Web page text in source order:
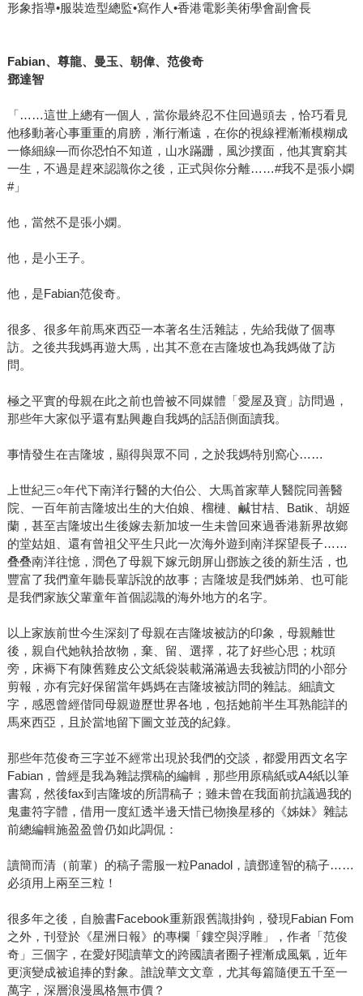
形象指導•服裝造型總監•寫作人•香港電影美術學會副會長
Fabian、尊龍、曼玉、朝偉、范俊奇
鄧達智
「……這世上總有一個人，當你最終忍不住回過頭去，恰巧看見
他移動著心事重重的肩膀，漸行漸遠，在你的視線裡漸漸模糊成
一條細線—而你恐怕不知道，山水蹣跚，風沙撲面，他其實窮其
一生，不過是趕來認識你之後，正式與你分離……#我不是張小嫻
#」
他，當然不是張小嫻。
他，是小王子。
他，是Fabian范俊奇。
很多、很多年前馬來西亞一本著名生活雜誌，先給我做了個專
訪。之後共我媽再遊大馬，出其不意在吉隆坡也為我媽做了訪
問。
極之平實的母親在此之前也曾被不同媒體「愛屋及寶」訪問過，
那些年大家似乎還有點興趣自我媽的話語側面讀我。
事情發生在吉隆坡，顯得與眾不同，之於我媽特別窩心……
上世紀三○年代下南洋行醫的大伯公、大馬首家華人醫院同善醫
院、一百年前吉隆坡出生的大伯娘、榴槤、鹹甘桔、Batik、胡姬
蘭，甚至吉隆坡出生後嫁去新加坡一生未曾回來過香港新界故鄉
的堂姑姐、還有曾祖父平生只此一次海外遊到南洋探望長子……
叠叠南洋往憶，潤色了母親下嫁元朗屏山鄧族之後的新生活，也
豐富了我們童年聽長輩訴說的故事；吉隆坡是我們姊弟、也可能
是我們家族父輩童年首個認識的海外地方的名字。
以上家族前世今生深刻了母親在吉隆坡被訪的印象，母親離世
後，親自代她執拾故物，棄、留、選擇，花了好些心思；枕頭
旁，床褥下有陳舊雞皮公文紙袋裝載滿滿過去我被訪問的小部分
剪報，亦有完好保留當年媽媽在吉隆坡被訪問的雜誌。細讀文
字，感恩曾經偕同母親遊歷世界各地，包括她前半生耳熟能詳的
馬來西亞，且於當地留下圖文並茂的紀錄。
那些年范俊奇三字並不經常出現於我們的交談，都愛用西文名字
Fabian，曾經是我為雜誌撰稿的編輯，那些用原稿紙或A4紙以筆
書寫，然後fax到吉隆坡的所謂稿子；雖未曾在我面前抗議過我的
鬼畫符字體，借用一度紅透半邊天惜已物換星移的《姊妹》雜誌
前總編輯施盈盈曾仍如此調侃：
讀簡而清（前輩）的稿子需服一粒Panadol，讀鄧達智的稿子……
必須用上兩至三粒！
很多年之後，自臉書Facebook重新跟舊識掛鉤，發現Fabian Fom
之外，刊登於《星洲日報》的專欄「鏤空與浮雕」，作者「范俊
奇」三個字，在愛好閱讀華文的跨國讀者圈子裡漸成風氣，近年
更演變成被追捧的對象。誰說華文文章，尤其每篇隨便五千至一
萬字，深層浪漫風格無巿價？